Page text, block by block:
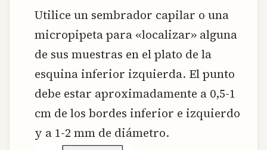
Utilice un sembrador capilar o una
micropipeta para «localizar» alguna
de sus muestras en el plato de la
esquina inferior izquierda. El punto
debe estar aproximadamente a 0,5-1
cm de los bordes inferior e izquierdo
y a 1-2 mm de diámetro.